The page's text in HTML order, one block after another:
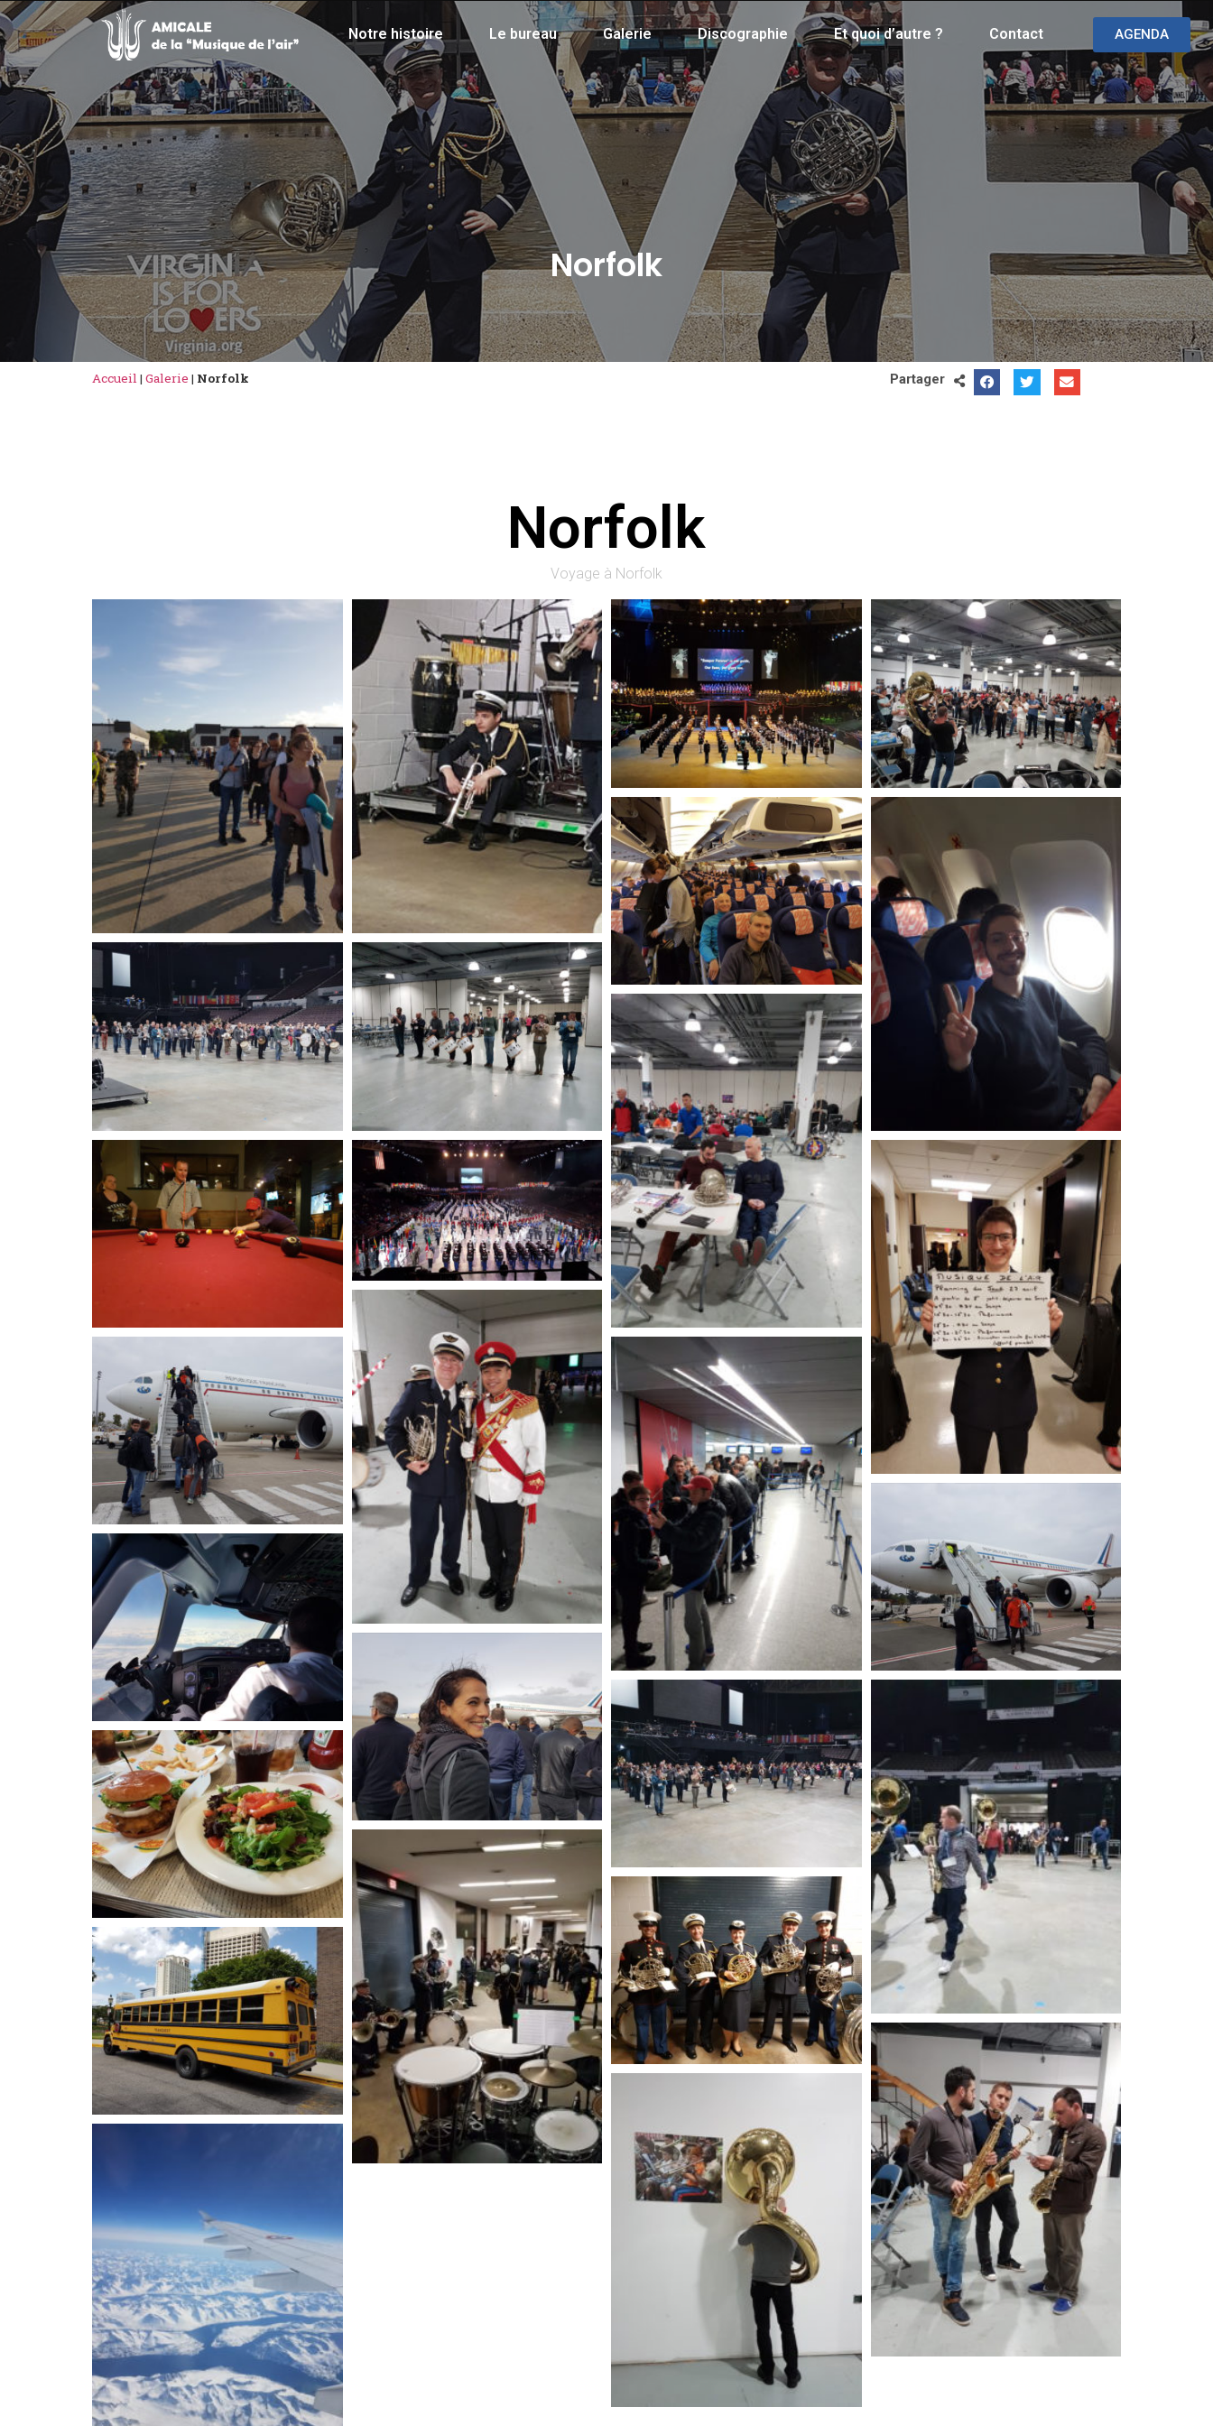
Notre histoire Le bureau Galerie Discographie Et quoi d’autre ? Contact AGENDA
Norfolk
Accueil| Galerie | Norfolk Partager
Norfolk
Voyage à Norfolk